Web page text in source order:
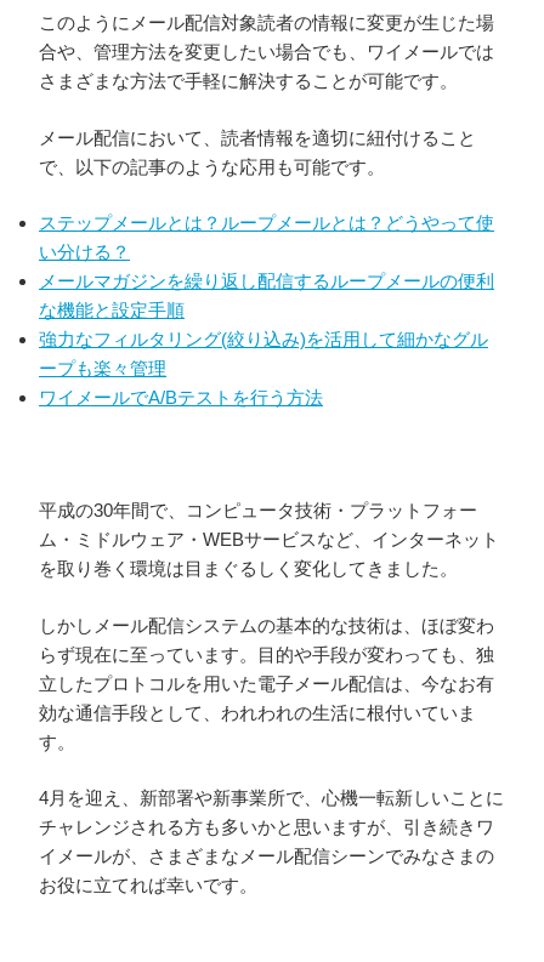
このようにメール配信対象読者の情報に変更が生じた場
合や、管理方法を変更したい場合でも、ワイメールでは
さまざまな方法で手軽に解決することが可能です。
メール配信において、読者情報を適切に紐付けること
で、以下の記事のような応用も可能です。
ステップメールとは？ループメールとは？どうやって使
い分ける？
メールマガジンを繰り返し配信するループメールの便利
な機能と設定手順
強力なフィルタリング(絞り込み)を活用して細かなグル
ープも楽々管理
ワイメールでA/Bテストを行う方法
平成の30年間で、コンピュータ技術・プラットフォー
ム・ミドルウェア・WEBサービスなど、インターネット
を取り巻く環境は目まぐるしく変化してきました。
しかしメール配信システムの基本的な技術は、ほぼ変わ
らず現在に至っています。目的や手段が変わっても、独
立したプロトコルを用いた電子メール配信は、今なお有
効な通信手段として、われわれの生活に根付いていま
す。
4月を迎え、新部署や新事業所で、心機一転新しいことに
チャレンジされる方も多いかと思いますが、引き続きワ
イメールが、さまざまなメール配信シーンでみなさまの
お役に立てれば幸いです。